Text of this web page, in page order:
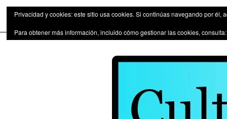
Las series de televisión como
Privacidad y cookies: este sitio usa cookies. Si continúas navegando por él,
Para obtener más información, incluido cómo gestionar las cookies, consulta: